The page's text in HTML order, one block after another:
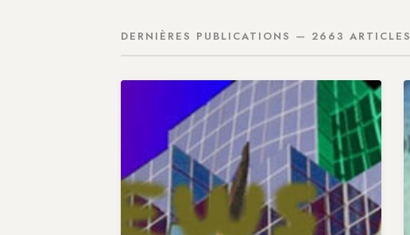
DERNIÈRES PUBLICATIONS — 2663 ARTICLES